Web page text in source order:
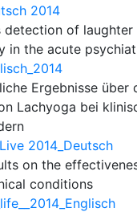
2014
detection of laughter
in the acute
Ergebnisse über
Lachyoga bei
2014_Deutsch
on the
conditions